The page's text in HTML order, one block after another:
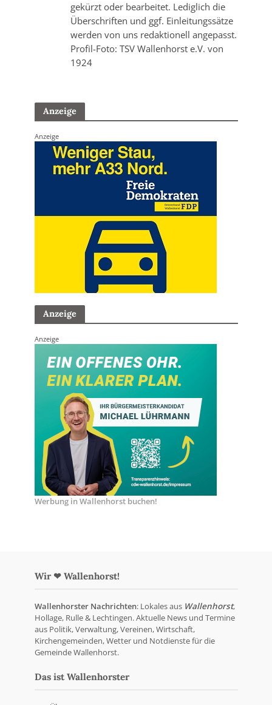
gekürzt oder bearbeitet. Lediglich die
Überschriften und ggf. Einleitungssätze
werden von uns redaktionell angepasst.
Profil-Foto: TSV Wallenhorst e.V. von
1924
Anzeige
Anzeige
Anzeige
Anzeige
Werbung in Wallenhorst buchen!
Wir ❤ Wallenhorst!
Wallenhorster Nachrichten: Lokales aus Wallenhorst,
Hollage, Rulle & Lechtingen. Aktuelle News und Termine
aus Politik, Verwaltung, Vereinen, Wirtschaft,
Kirchengemeinden, Wetter und Notdienste für die
Gemeinde Wallenhorst.
Das ist Wallenhorster